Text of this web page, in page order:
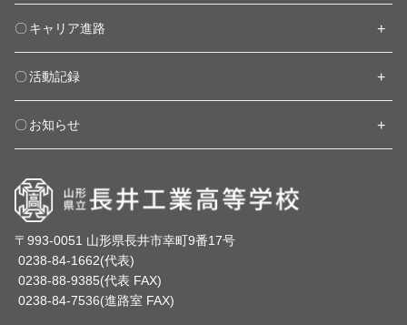
キャリア進路
活動記録
お知らせ
〒993-0051 山形県長井市幸町9番17号
0238-84-1662(代表)
0238-88-9385(代表 FAX)
0238-84-7536(進路室 FAX)